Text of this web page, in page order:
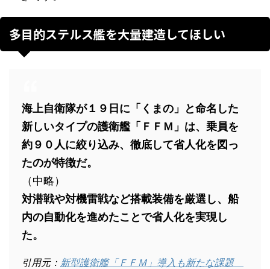
多目的ステルス艦を大量建造してほしい
海上自衛隊が１９日に「くまの」と命名した
新しいタイプの護衛艦「ＦＦＭ」は、乗員を
約９０人に絞り込み、徹底して省人化を図っ
たのが特徴だ。
（中略）
対潜戦や対機雷戦など搭載装備を厳選し、船
内の自動化を進めたことで省人化を実現し
た。
引用元： 新型護衛艦「ＦＦＭ」導入も新たな課題